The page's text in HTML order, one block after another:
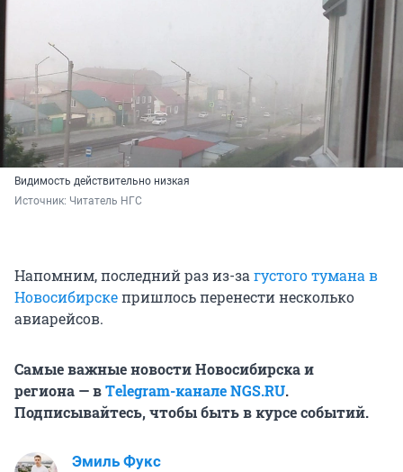
Видимость действительно низкая
Источник: Читатель НГС
Напомним, последний раз из-за густого тумана в
Новосибирскепришлось перенести несколько
авиарейсов.
Самые важные новости Новосибирска и
региона — вТelegram-канале NGS.RU.
Подписывайтесь, чтобы быть в курсе событий.
Эмиль Фукс